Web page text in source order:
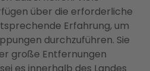
über die erforderliche
Erfahrung, um
durchzuführen. Sie
große Entfernungen